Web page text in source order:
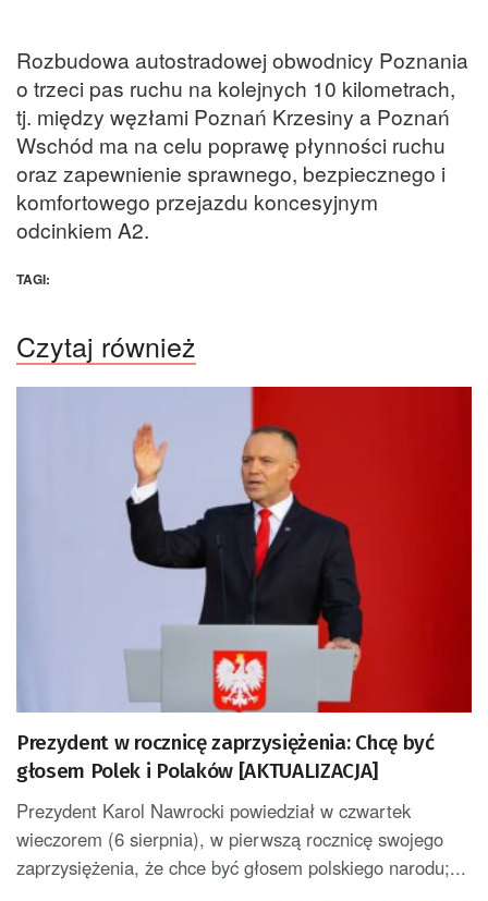
Rozbudowa autostradowej obwodnicy Poznania
o trzeci pas ruchu na kolejnych 10 kilometrach,
tj. między węzłami Poznań Krzesiny a Poznań
Wschód ma na celu poprawę płynności ruchu
oraz zapewnienie sprawnego, bezpiecznego i
komfortowego przejazdu koncesyjnym
odcinkiem A2.
TAGI:
Czytaj również
Prezydent w rocznicę zaprzysiężenia: Chcę być
głosem Polek i Polaków [AKTUALIZACJA]
Prezydent Karol Nawrocki powiedział w czwartek
wieczorem (6 sierpnia), w pierwszą rocznicę swojego
zaprzysiężenia, że chce być głosem polskiego narodu;...